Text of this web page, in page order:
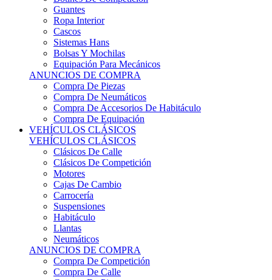
Ropa Interior
Cascos
Sistemas Hans
Bolsas Y Mochilas
Equipación Para Mecánicos
ANUNCIOS DE COMPRA
Compra De Piezas
Compra De Neumáticos
Compra De Accesorios De Habitáculo
Compra De Equipación
VEHÍCULOS CLÁSICOS
VEHÍCULOS CLÁSICOS
Clásicos De Calle
Clásicos De Competición
Motores
Cajas De Cambio
Carrocería
Suspensiones
Habitáculo
Llantas
Neumáticos
ANUNCIOS DE COMPRA
Compra De Competición
Compra De Calle
Compra De Piezas